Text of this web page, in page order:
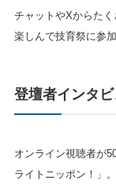
チャットやXからた
楽しんで技育祭に参
登壇者インタ
オンライン視聴者が
ライトニッポン！​​」。